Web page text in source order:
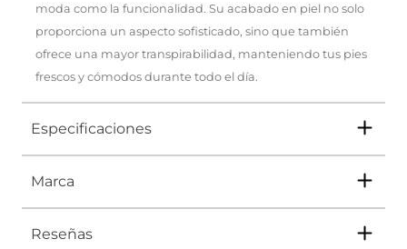
moda como la funcionalidad. Su acabado en piel no solo
proporciona un aspecto sofisticado, sino que también
ofrece una mayor transpirabilidad, manteniendo tus pies
frescos y cómodos durante todo el día.
Especificaciones
Tipo
Marca
Reseñas